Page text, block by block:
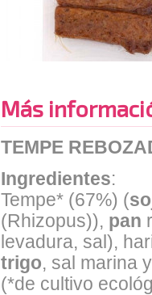
Más
TEMPE
Ingredientes:
Tempe* (67%) (
(Rhizopus)), pan
levadura, sal),
trigo, sal marina
(*de cultivo